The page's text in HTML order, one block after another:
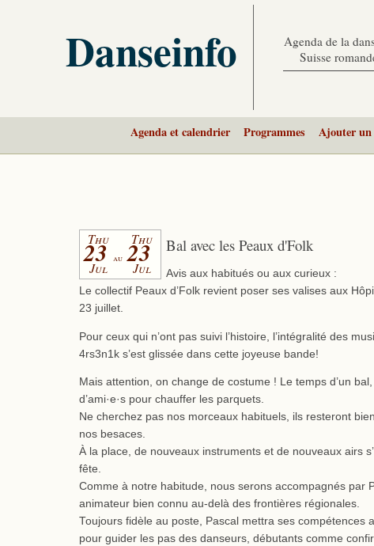
Danseinfo
Agenda de la
Suisse
Agenda et calendrier Programmes Ajouter un
Thu
23
Jul
au
Thu
23
Jul
Bal avec les Peaux d'Folk
Avis aux habitués ou aux curieux :
Le collectif Peaux d’Folk revient poser ses valises aux
23 juillet.
Pour ceux qui n’ont pas suivi l’histoire, l’intégralité des
4rs3n1k s’est glissée dans cette joyeuse bande!
Mais attention, on change de costume ! Le temps d’un bal,
d’ami·e·s pour chauffer les parquets.
Ne cherchez pas nos morceaux habituels, ils resteront
nos besaces.
À la place, de nouveaux instruments et de nouveaux airs
fête.
Comme à notre habitude, nous serons accompagnés par
animateur bien connu au-delà des frontières régionales.
Toujours fidèle au poste, Pascal mettra ses compétences
pour guider les pas des danseurs, débutants comme